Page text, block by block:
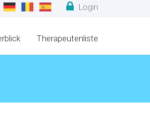
Login
Therapeutenliste